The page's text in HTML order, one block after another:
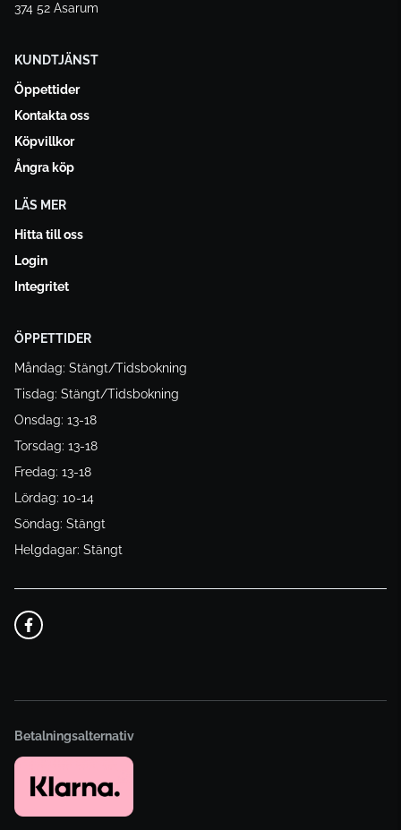
374 52 Asarum
KUNDTJÄNST
Öppettider
Kontakta oss
Köpvillkor
Ångra köp
LÄS MER
Hitta till oss
Login
Integritet
ÖPPETTIDER
Måndag: Stängt/Tidsbokning
Tisdag: Stängt/Tidsbokning
Onsdag: 13-18
Torsdag: 13-18
Fredag: 13-18
Lördag: 10-14
Söndag: Stängt
Helgdagar: Stängt
Betalningsalternativ